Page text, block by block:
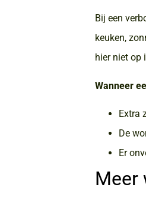
Bij een
keuken,
hier niet op
Wanneer
Extra
De
Er
Meer